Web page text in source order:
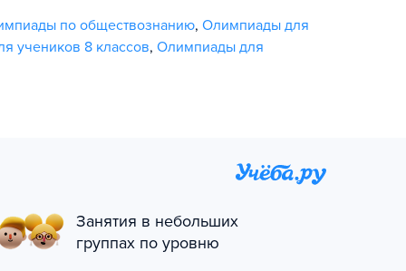
по обществознанию, Олимпиады для
учеников 8 классов, Олимпиады для
Занятия в небольших
группах по уровню